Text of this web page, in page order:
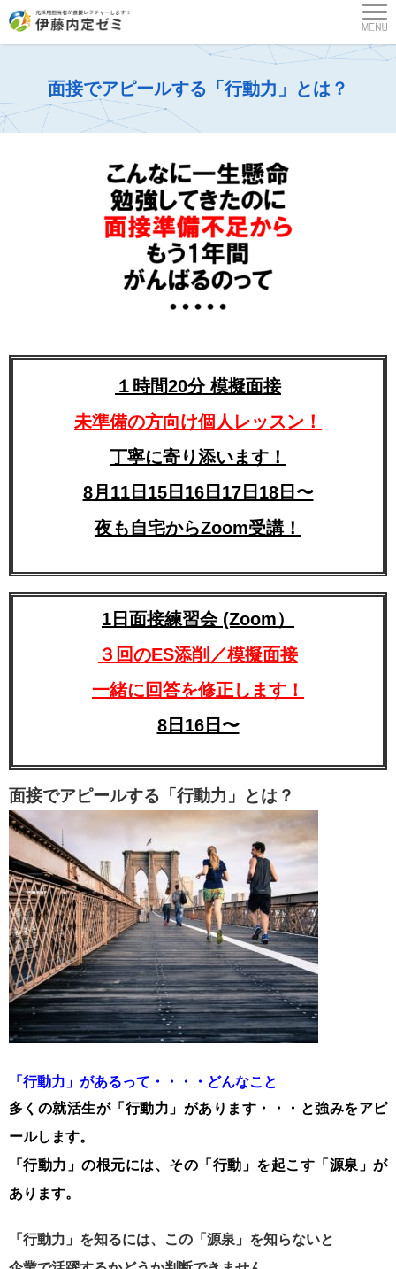
面接でアピールする「行動力」とは？
１時間20分 模擬面接
未準備の方向け個人レッスン！
丁寧に寄り添います！
8月11日15日16日17日18日〜
夜も自宅からZoom受講！
1日面接練習会 (Zoom）
３回のES添削／模擬面接
一緒に回答を修正します！
8日16日〜
面接でアピールする「行動力」とは？
「行動力」があるって・・・・どんなこと
多くの就活生が「行動力」があります・・・と強みをアピ
ールします。
「行動力」の根元には、その「行動」を起こす「源泉」が
あります。
「行動力」を知るには、この「源泉」を知らないと